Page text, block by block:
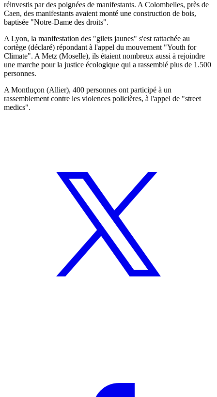
réinvestis par des poignées de manifestants. A Colombelles, près de
Caen, des manifestants avaient monté une construction de bois,
baptisée "Notre-Dame des droits".
A Lyon, la manifestation des "gilets jaunes" s'est rattachée au
cortège (déclaré) répondant à l'appel du mouvement "Youth for
Climate". A Metz (Moselle), ils étaient nombreux aussi à rejoindre
une marche pour la justice écologique qui a rassemblé plus de 1.500
personnes.
A Montluçon (Allier), 400 personnes ont participé à un
rassemblement contre les violences policières, à l'appel de "street
medics".